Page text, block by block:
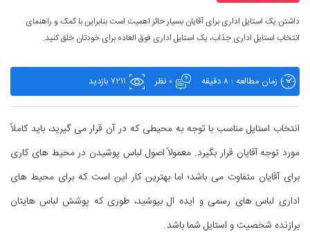
داشتن یک استایل اداری برای آقایان بسیار حائز اهمیت است بنابراین با کمک و راهنمای
انتخاب استایل اداری جذاب، یک استایل اداری فوق العاده برای خودتان خلق کنید.
زمان مطالعه : 8 دقیقه 0 نظر 7211 بازدید
انتخاب استایل مناسب با توجه به محیطی که در آن قرار می گیرید، باید کاملاً
مورد توجه آقایان قرار بگیرد. معمولاً اصول لباس پوشیدن در محیط های کاری
برای آقایان متفاوت می باشد؛ اما بهترین کار این است که برای محیط های
اداری لباس های رسمی و ایده ال بپوشید، طوری که پوشش لباس هایتان
برازنده شخصیت و استایل شما باشد.